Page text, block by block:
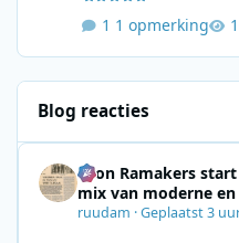
1 opmerking
Blog reacties
Leon Ramakers
mix van moderne
ruudam ·Geplaatst3